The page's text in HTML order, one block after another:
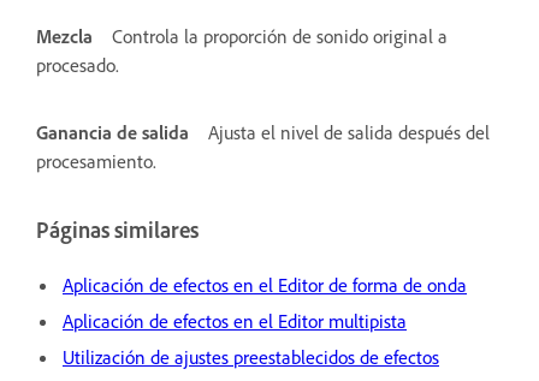
Mezcla
Controla la proporción de sonido original a
procesado.
Ganancia de salida
Ajusta el nivel de salida después del
procesamiento.
Páginas similares
Aplicación de efectos en el Editor de forma de onda
Aplicación de efectos en el Editor multipista
Utilización de ajustes preestablecidos de efectos